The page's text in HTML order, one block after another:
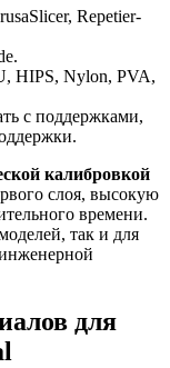
Repetier-
HIPS, Nylon, PVA,
с поддержками,
калибровкой
слоя, высокую
времени.
так и для
для